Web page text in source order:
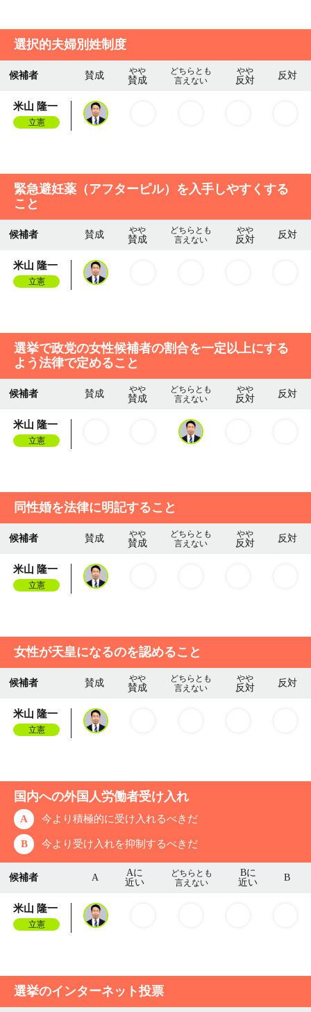
選択的夫婦別姓制度
候補者 賛成 やや
賛成
どちらとも
言えない
やや
反対 反対
米山 隆一
立憲
緊急避妊薬（アフターピル）を入手しやすくする
こと
候補者 賛成 やや
賛成
どちらとも
言えない
やや
反対 反対
米山 隆一
立憲
選挙で政党の女性候補者の割合を一定以上にする
よう法律で定めること
候補者 賛成 やや
賛成
どちらとも
言えない
やや
反対 反対
米山 隆一
立憲
同性婚を法律に明記すること
候補者 賛成 やや
賛成
どちらとも
言えない
やや
反対 反対
米山 隆一
立憲
女性が天皇になるのを認めること
候補者 賛成 やや
賛成
どちらとも
言えない
やや
反対 反対
米山 隆一
立憲
国内への外国人労働者受け入れ
A 今より積極的に受け入れるべきだ
B 今より受け入れを抑制するべきだ
候補者 A
Aに
近い
どちらとも
言えない
Bに
近い
B
米山 隆一
立憲
選挙のインターネット投票